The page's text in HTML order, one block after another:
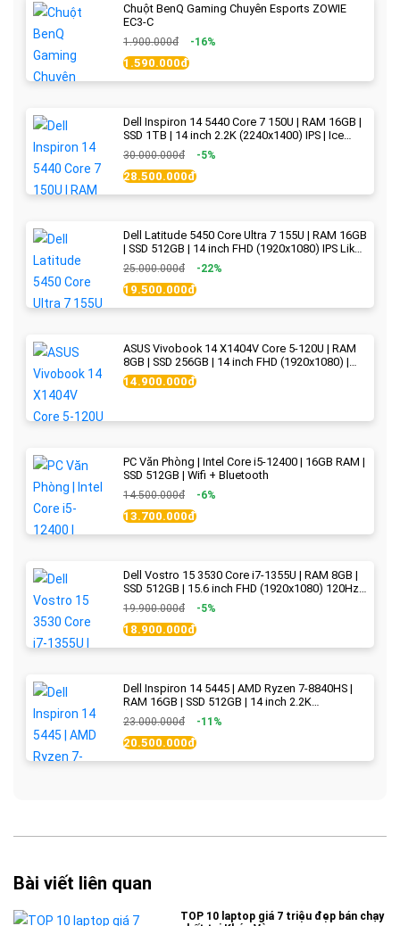
Chuột BenQ Gaming Chuyên Esports ZOWIE
EC3-C
1.900.000đ -16%
1.590.000đ
Dell Inspiron 14 5440 Core 7 150U | RAM 16GB |
SSD 1TB | 14 inch 2.2K (2240x1400) IPS | Ice
Blue - New Fullbox
30.000.000đ -5%
28.500.000đ
Dell Latitude 5450 Core Ultra 7 155U | RAM 16GB
| SSD 512GB | 14 inch FHD (1920x1080) IPS Like
new
25.000.000đ -22%
19.500.000đ
ASUS Vivobook 14 X1404V Core 5-120U | RAM
8GB | SSD 256GB | 14 inch FHD (1920x1080) |
Quiet Blue - New Fullbox
14.900.000đ
PC Văn Phòng | Intel Core i5-12400 | 16GB RAM |
SSD 512GB | Wifi + Bluetooth
14.500.000đ -6%
13.700.000đ
Dell Vostro 15 3530 Core i7-1355U | RAM 8GB |
SSD 512GB | 15.6 inch FHD (1920x1080) 120Hz
WVA | Black | New Fullbox
19.900.000đ -5%
18.900.000đ
Dell Inspiron 14 5445 | AMD Ryzen 7-8840HS |
RAM 16GB | SSD 512GB | 14 inch 2.2K
(2240x1400) IPS 300nits | Ice Blue - New Fullbox
23.000.000đ -11%
20.500.000đ
Bài viết liên quan
TOP 10 laptop giá 7 triệu đẹp bán chạy